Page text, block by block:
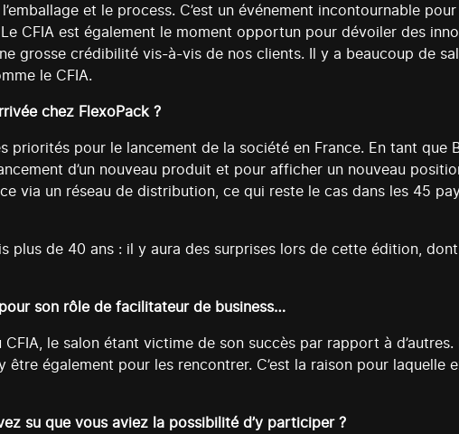
et le process. C’est un événement incontournable
CFIA est également le moment opportun pour dévoiler des
grosse crédibilité vis-à-vis de nos clients. Il y a beaucoup de
le CFIA.
chez FlexoPack ?
priorités pour le lancement de la société en France. En tant que
d’un nouveau produit et pour afficher un nouveau
via un réseau de distribution, ce qui reste le cas dans les 45
plus de 40 ans : il y aura des surprises lors de cette édition,
son rôle de facilitateur de business…
le salon étant victime de son succès par rapport à
être également pour les rencontrer. C’est la raison pour laquelle
su que vous aviez la possibilité d’y participer ?